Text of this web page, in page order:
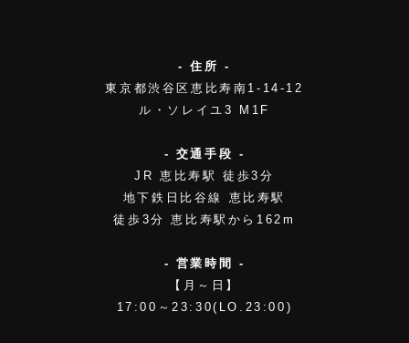
- 住所 -
東京都渋谷区恵比寿南1-14-12
ル・ソレイユ3 M1F
- 交通手段 -
JR 恵比寿駅 徒歩3分
地下鉄日比谷線 恵比寿駅
徒歩3分 恵比寿駅から162m
- 営業時間 -
【月～日】
17:00～23:30(LO.23:00)